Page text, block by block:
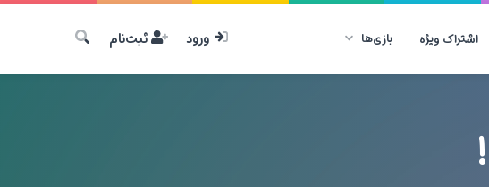
اشتراک ویژه بازی‌ها ورود ثبت‌نام